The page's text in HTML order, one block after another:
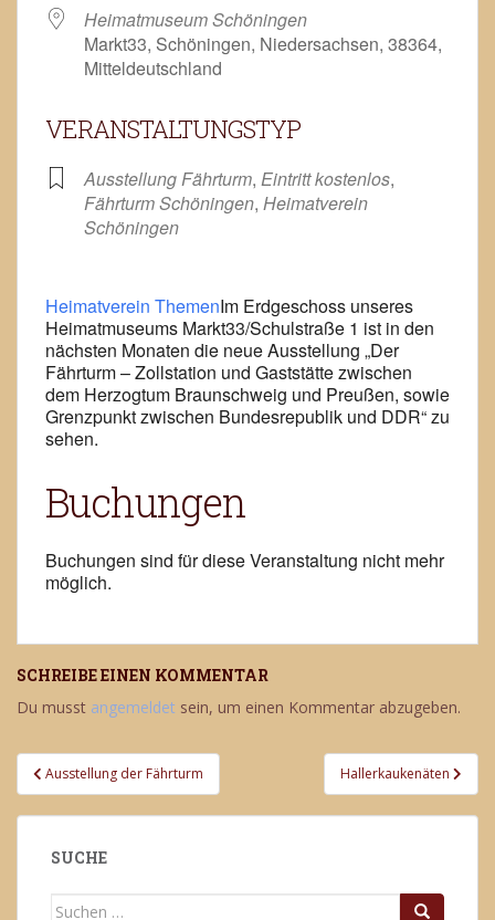
Heimatmuseum Schöningen
Markt33, Schöningen, Niedersachsen, 38364,
Mitteldeutschland
VERANSTALTUNGSTYP
Ausstellung Fährturm, Eintritt kostenlos,
Fährturm Schöningen, Heimatverein
Schöningen
Heimatverein ThemenIm Erdgeschoss unseres
Heimatmuseums Markt33/Schulstraße 1 ist in den
nächsten Monaten die neue Ausstellung „Der
Fährturm – Zollstation und Gaststätte zwischen
dem Herzogtum Braunschweig und Preußen, sowie
Grenzpunkt zwischen Bundesrepublik und DDR“ zu
sehen.
Buchungen
Buchungen sind für diese Veranstaltung nicht mehr
möglich.
SCHREIBE EINEN KOMMENTAR
Du musst angemeldet sein, um einen Kommentar abzugeben.
Beitragsnavigation
Ausstellung der Fährturm Hallerkaukenäten
SUCHE
Suchen